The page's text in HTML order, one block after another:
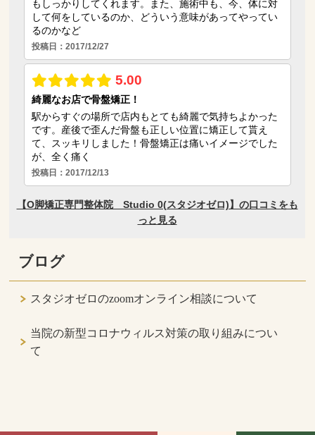
ブログ
スタジオゼロのzoomオンライン相談について
当院の新型コロナウィルス対策の取り組みについ
て